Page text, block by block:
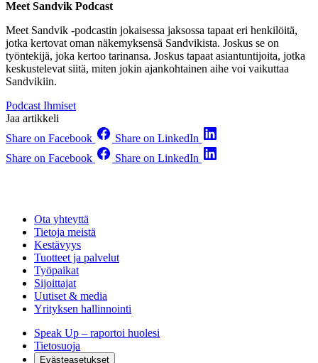
Meet Sandvik Podcast
Meet Sandvik -podcastin jokaisessa jaksossa tapaat eri henkilöitä,
jotka kertovat oman näkemyksensä Sandvikista. Joskus se on
työntekijä, joka kertoo tarinansa. Joskus tapaat asiantuntijoita, jotka
keskustelevat siitä, miten jokin ajankohtainen aihe voi vaikuttaa
Sandvikiin.
Podcast Ihmiset
Jaa artikkeli
Share on Facebook
Share on LinkedIn
Share on Facebook
Share on LinkedIn
Ota yhteyttä
Tietoja meistä
Kestävyys
Tuotteet ja palvelut
Työpaikat
Sijoittajat
Uutiset & media
Yrityksen hallinnointi
Speak Up – raportoi huolesi
Tietosuoja
Evästeasetukset